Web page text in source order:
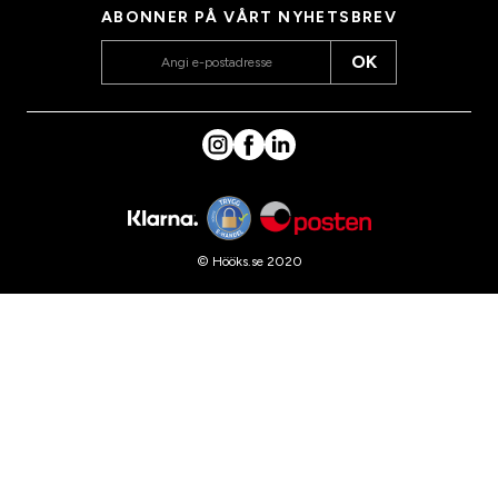
ABONNER PÅ VÅRT NYHETSBREV
OK
© Hööks.se 2020